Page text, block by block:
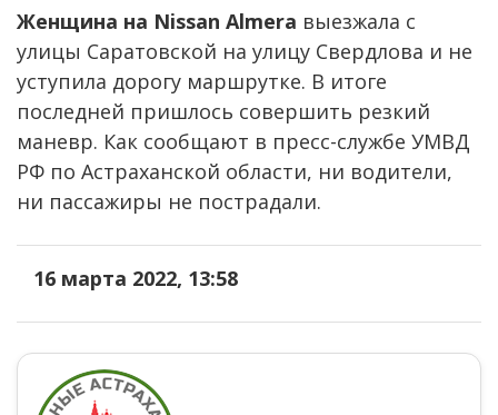
Женщина на Nissan Almera выезжала с
улицы Саратовской на улицу Свердлова и не
уступила дорогу маршрутке. В итоге
последней пришлось совершить резкий
маневр. Как сообщают в пресс-службе УМВД
РФ по Астраханской области, ни водители,
ни пассажиры не пострадали.
16 марта 2022, 13:58